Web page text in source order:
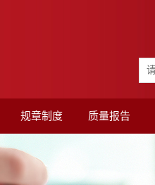
规章制度 质量报告